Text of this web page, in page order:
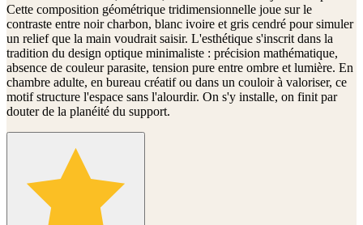
Cette composition géométrique tridimensionnelle joue sur le
contraste entre noir charbon, blanc ivoire et gris cendré pour simuler
un relief que la main voudrait saisir. L'esthétique s'inscrit dans la
tradition du design optique minimaliste : précision mathématique,
absence de couleur parasite, tension pure entre ombre et lumière. En
chambre adulte, en bureau créatif ou dans un couloir à valoriser, ce
motif structure l'espace sans l'alourdir. On s'y installe, on finit par
douter de la planéité du support.